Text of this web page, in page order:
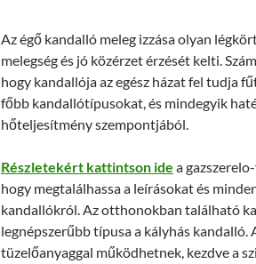
Az égő kandalló meleg izzása olyan
melegség és jó közérzet érzését kelti.
hogy kandallója az egész házat fel tudja
főbb kandallótípusokat, és mindegyik
hőteljesítmény szempontjából.
Részletekért kattintson ide a
hogy megtalálhassa a leírásokat és
kandallókról. Az otthonokban található
legnépszerűbb típusa a kályhás kandalló.
tüzelőanyaggal működhetnek, kezdve a